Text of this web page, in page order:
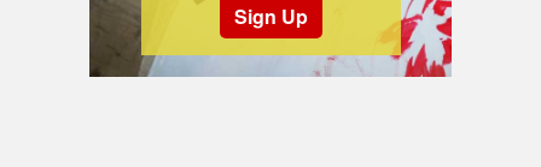
Sign Up